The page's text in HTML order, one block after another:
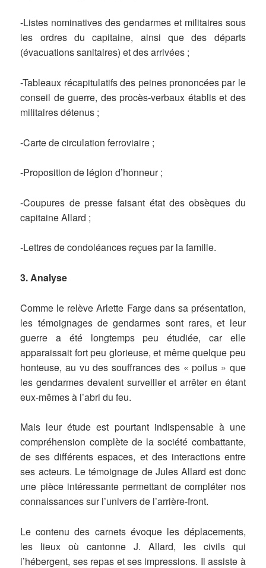
-Listes nominatives des gendarmes et militaires sous
les ordres du capitaine, ainsi que des départs
(évacuations sanitaires) et des arrivées ;
-Tableaux récapitulatifs des peines prononcées par le
conseil de guerre, des procès-verbaux établis et des
militaires détenus ;
-Carte de circulation ferroviaire ;
-Proposition de légion d’honneur ;
-Coupures de presse faisant état des obsèques du
capitaine Allard ;
-Lettres de condoléances reçues par la famille.
3. Analyse
Comme le relève Arlette Farge dans sa présentation,
les témoignages de gendarmes sont rares, et leur
guerre a été longtemps peu étudiée, car elle
apparaissait fort peu glorieuse, et même quelque peu
honteuse, au vu des souffrances des « poilus » que
les gendarmes devaient surveiller et arrêter en étant
eux-mêmes à l’abri du feu.
Mais leur étude est pourtant indispensable à une
compréhension complète de la société combattante,
de ses différents espaces, et des interactions entre
ses acteurs. Le témoignage de Jules Allard est donc
une pièce intéressante permettant de compléter nos
connaissances sur l’univers de l’arrière-front.
Le contenu des carnets évoque les déplacements,
les lieux où cantonne J. Allard, les civils qui
l’hébergent, ses repas et ses impressions. Il assiste à